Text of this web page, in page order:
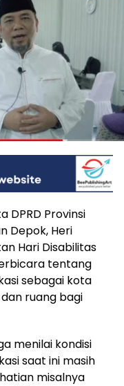
DPRD Provinsi
Depok, Heri
Hari Disabilitas
tentang
sebagai kota
ruang bagi
menilai kondisi
saat ini masih
misalnya